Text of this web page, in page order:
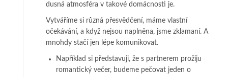
dusná atmosféra v takové domácnosti je.
Vytváříme si různá přesvědčení, máme vlastní
očekávání, a když nejsou naplněna, jsme zklamaní. A
mnohdy stačí jen lépe komunikovat.
Například si představuji, že s partnerem prožiju
romantický večer, budeme pečovat jeden o